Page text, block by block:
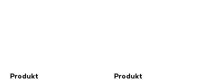
Produkt
Produkt